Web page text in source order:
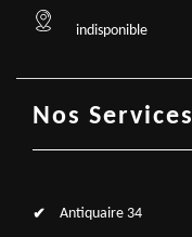
indisponible
Nos Services
Antiquaire 34